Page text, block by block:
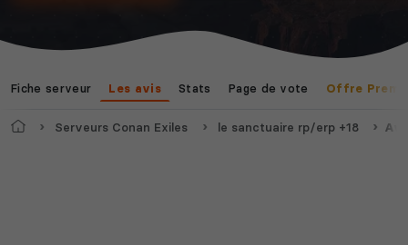
Voir tous les
jeux disponibles
Fiche serveur Les avis Stats Page de vote Offre
AccueilServeurs Conan Exiles le sanctuaire rp/erp +18